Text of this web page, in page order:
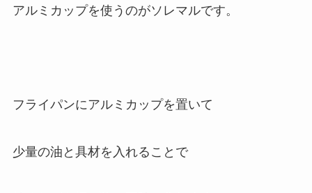
アルミカップを使うのがソレマルです。
フライパンにアルミカップを置いて
少量の油と具材を入れることで